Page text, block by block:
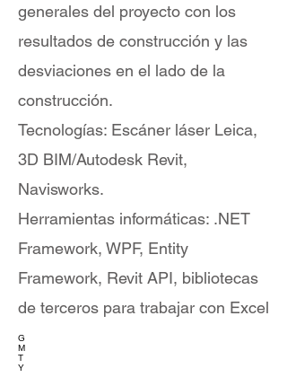
generales del proyecto con los
resultados de construcción y las
desviaciones en el lado de la
construcción.
Tecnologías: Escáner láser Leica,
3D BIM/Autodesk Revit,
Navisworks.
Herramientas informáticas: .NET
Framework, WPF, Entity
Framework, Revit API, bibliotecas
de terceros para trabajar con Excel
G
M
T
Y